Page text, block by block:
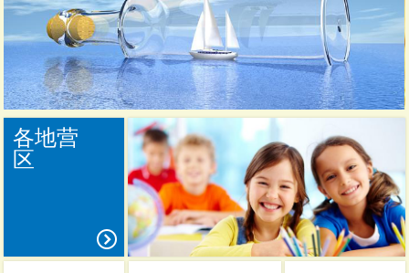
各地营
区